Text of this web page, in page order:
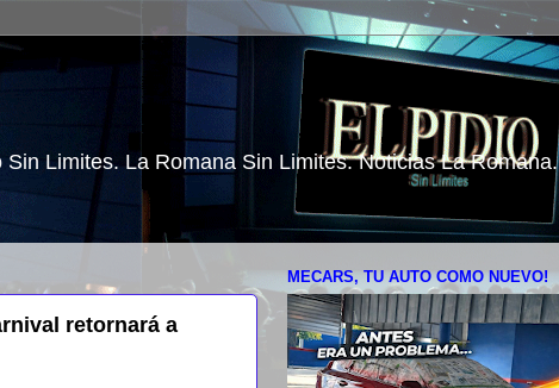
Limites. La Romana Sin Limites. Noticias La Romana.
retornará a
MECARS, TU AUTO COMO NUEVO!